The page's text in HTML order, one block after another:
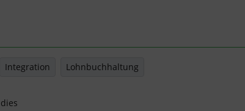
Integration Lohnbuchhaltung